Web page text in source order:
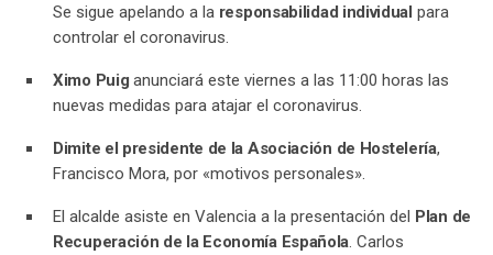
Se sigue apelando a la responsabilidad individual para
controlar el coronavirus.
Ximo Puig anunciará este viernes a las 11:00 horas las
nuevas medidas para atajar el coronavirus.
Dimite el presidente de la Asociación de Hostelería,
Francisco Mora, por «motivos personales».
El alcalde asiste en Valencia a la presentación del Plan de
Recuperación de la Economía Española . Carlos